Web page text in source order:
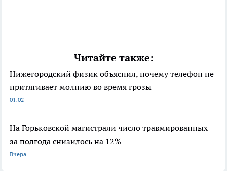
Читайте также:
Нижегородский физик объяснил, почему телефон не
притягивает молнию во время грозы
01:02
На Горьковской магистрали число травмированных
за полгода снизилось на 12%
Вчера